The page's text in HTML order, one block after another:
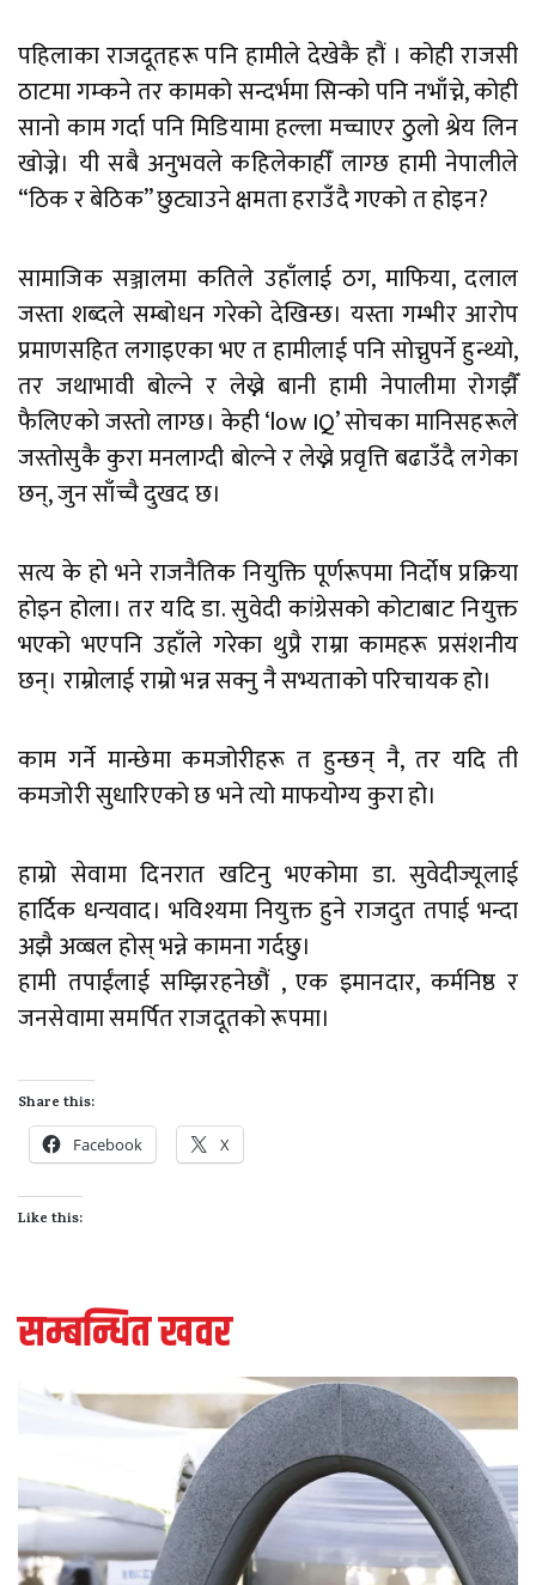
पहिलाका राजदूतहरू पनि हामीले देखेकै हौं । कोही राजसी
ठाटमा गम्कने तर कामको सन्दर्भमा सिन्को पनि नभाँच्ने, कोही
सानो काम गर्दा पनि मिडियामा हल्ला मच्चाएर ठुलो श्रेय लिन
खोज्ने। यी सबै अनुभवले कहिलेकाहीँ लाग्छ हामी नेपालीले
“ठिक र बेठिक” छुट्याउने क्षमता हराउँदै गएको त होइन?
सामाजिक सञ्जालमा कतिले उहाँलाई ठग, माफिया, दलाल
जस्ता शब्दले सम्बोधन गरेको देखिन्छ। यस्ता गम्भीर आरोप
प्रमाणसहित लगाइएका भए त हामीलाई पनि सोच्नुपर्ने हुन्थ्यो,
तर जथाभावी बोल्ने र लेख्ने बानी हामी नेपालीमा रोगझैँ
फैलिएको जस्तो लाग्छ। केही ‘low IQ’ सोचका मानिसहरूले
जस्तोसुकै कुरा मनलाग्दी बोल्ने र लेख्ने प्रवृत्ति बढाउँदै लगेका
छन्, जुन साँच्चै दुखद छ।
सत्य के हो भने राजनैतिक नियुक्ति पूर्णरूपमा निर्दोष प्रक्रिया
होइन होला। तर यदि डा. सुवेदी कांग्रेसको कोटाबाट नियुक्त
भएको भएपनि उहाँले गरेका थुप्रै राम्रा कामहरू प्रसंशनीय
छन्। राम्रोलाई राम्रो भन्न सक्नु नै सभ्यताको परिचायक हो।
काम गर्ने मान्छेमा कमजोरीहरू त हुन्छन् नै, तर यदि ती
कमजोरी सुधारिएको छ भने त्यो माफयोग्य कुरा हो।
हाम्रो सेवामा दिनरात खटिनु भएकोमा डा. सुवेदीज्यूलाई
हार्दिक धन्यवाद। भविश्यमा नियुक्त हुने राजदुत तपाई भन्दा
अझै अव्बल होस् भन्ने कामना गर्दछु।
हामी तपाईंलाई सम्झिरहनेछौं , एक इमानदार, कर्मनिष्ठ र
जनसेवामा समर्पित राजदूतको रूपमा।
Share this:
Facebook X
Like this:
सम्बन्धित खवर